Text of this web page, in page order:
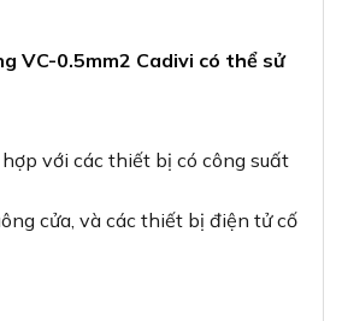
VC-0.5mm2 Cadivi có thể sử
với các thiết bị có công suất
cửa, và các thiết bị điện tử cố